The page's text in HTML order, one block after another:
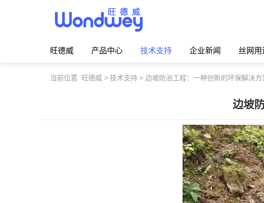
旺德威 产品中心 技术支持 企业新闻 丝网用
当前位置: 旺德威 > 技术支持 > 边坡防治工程：一种创新的环保解决方
边坡